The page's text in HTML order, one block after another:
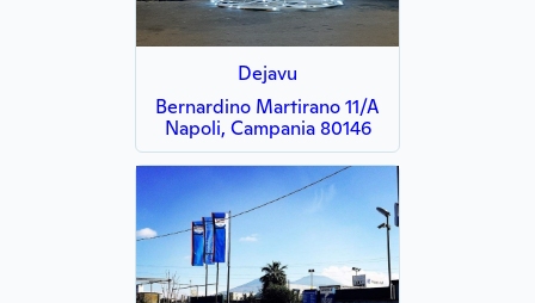
Dejavu
Bernardino Martirano 11/A
Napoli, Campania 80146